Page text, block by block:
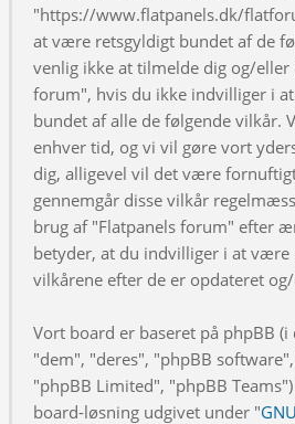
"https://www.flatpanels.dk/
at være retsgyldigt bundet af de
venlig ikke at tilmelde dig og/eller
forum", hvis du ikke indvilliger i
bundet af alle de følgende vilkår.
enhver tid, og vi vil gøre vort
dig, alligevel vil det være
gennemgår disse vilkår
brug af "Flatpanels forum" efter
betyder, at du indvilliger i at være
vilkårene efter de er opdateret
Vort board er baseret på phpBB
"dem", "deres", "phpBB
"phpBB Limited", "phpBB
board-løsning udgivet under "